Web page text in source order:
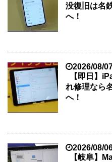
没復旧は名
へ！
2026/08/
【即日】
れ修理なら
へ！
2026/08/
【岐阜】